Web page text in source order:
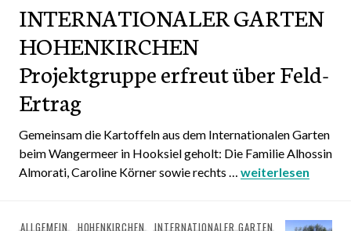
INTERNATIONALER GARTEN
HOHENKIRCHEN
Projektgruppe erfreut über Feld-
Ertrag
Gemeinsam die Kartoffeln aus dem Internationalen Garten
beim Wangermeer in Hooksiel geholt: Die Familie Alhossin
Almorati, Caroline Körner sowie rechts … weiterlesen
ALLGEMEIN, HOHENKIRCHEN ,INTERNATIONALER GARTEN